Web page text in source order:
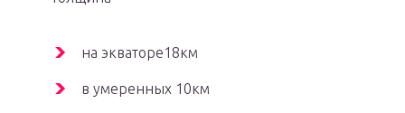
на экваторе18км
в умеренных 10км